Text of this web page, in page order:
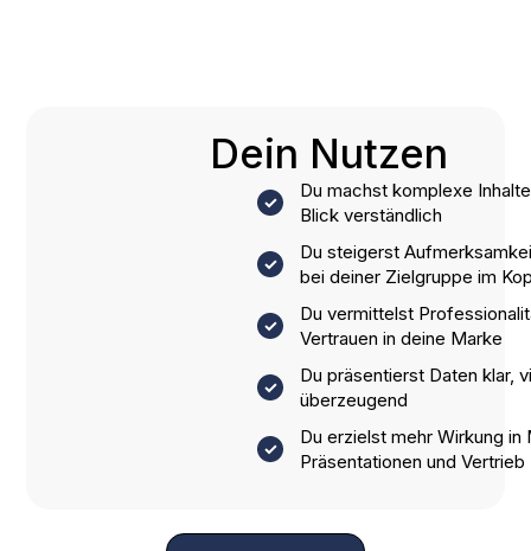
Dein Nutzen
Du machst komplexe
Blick verständlich
Du steigerst
bei deiner Zielgruppe im
Du vermittelst
Vertrauen in deine Marke
Du präsentierst Daten klar,
überzeugend
Du erzielst mehr Wirkung in
Präsentationen und Vertrieb